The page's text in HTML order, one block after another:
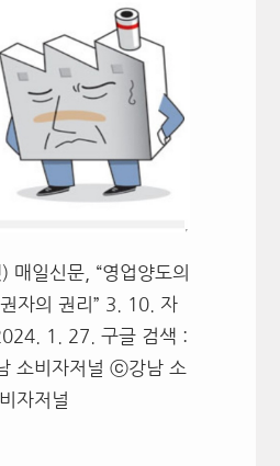
매일신문, “영업양도의
자의 권리” 3. 10. 자
1. 27. 구글 검색 :
소비자저널 ⓒ강남 소
비자저널